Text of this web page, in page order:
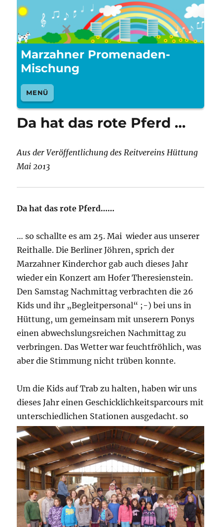
Marzahner Promenaden-
Mischung
MENÜ
Da hat das rote Pferd …
Aus der Veröffentlichung des Reitvereins Hüttung
Mai 2013
Da hat das rote Pferd……
… so schallte es am 25. Mai wieder aus unserer
Reithalle. Die Berliner Jöhren, sprich der
Marzahner Kinderchor gab auch dieses Jahr
wieder ein Konzert am Hofer Theresienstein.
Den Samstag Nachmittag verbrachten die 26
Kids und ihr „Begleitpersonal“ ;-) bei uns in
Hüttung, um gemeinsam mit unserern Ponys
einen abwechslungsreichen Nachmittag zu
verbringen. Das Wetter war feuchtfröhlich, was
aber die Stimmung nicht trüben konnte.
Um die Kids auf Trab zu halten, haben wir uns
dieses Jahr einen Geschicklichkeitsparcours mit
unterschiedlichen Stationen ausgedacht. so